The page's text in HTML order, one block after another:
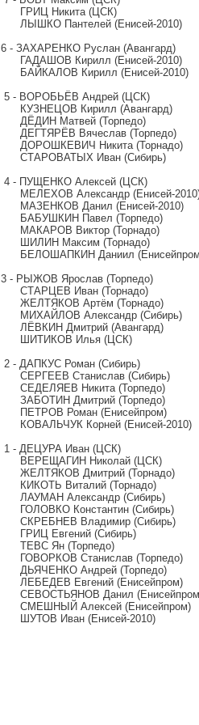
ГРИЦ Никита (ЦСК)
ЛЫШКО Пантелей (Енисей-2010)
6 - ЗАХАРЕНКО Руслан (Авангард)
ГАДАШОВ Кирилл (Енисей-2010)
БАЙКАЛОВ Кирилл (Енисей-2010)
5 - ВОРОБЬЁВ Андрей (ЦСК)
КУЗНЕЦОВ Кирилл (Авангард)
ДЁДИН Матвей (Торпедо)
ДЕГТЯРЁВ Вячеслав (Торпедо)
ДОРОШКЕВИЧ Никита (Торнадо)
СТАРОВАТЫХ Иван (Сибирь)
4 - ПУЩЕНКО Алексей (ЦСК)
МЕЛЕХОВ Александр (Енисей-
МАЗЕНКОВ Данил (Енисей-2010)
БАБУШКИН Павел (Торпедо)
МАКАРОВ Виктор (Торнадо)
ШИЛИН Максим (Торнадо)
БЕЛОШАПКИН Даниил
3 - РЫЖОВ Ярослав (Торпедо)
СТАРЦЕВ Иван (Торнадо)
ЖЕЛТЯКОВ Артём (Торнадо)
МИХАЙЛОВ Александр (Сибирь)
ЛЁВКИН Дмитрий (Авангард)
ШИТИКОВ Илья (ЦСК)
2 - ДАПКУС Роман (Сибирь)
СЕРГЕЕВ Станислав (Сибирь)
СЕДЕЛЯЕВ Никита (Торпедо)
ЗАБОТИН Дмитрий (Торпедо)
ПЕТРОВ Роман (Енисейпром)
КОВАЛЬЧУК Корней (Енисей-2010)
1 - ДЕЦУРА Иван (ЦСК)
ВЕРЕЩАГИН Николай (ЦСК)
ЖЕЛТЯКОВ Дмитрий (Торнадо)
КИКОТЬ Виталий (Торнадо)
ЛАУМАН Александр (Сибирь)
ГОЛОВКО Константин (Сибирь)
СКРЕБНЕВ Владимир (Сибирь)
ГРИЦ Евгений (Сибирь)
ТЕВС Ян (Торпедо)
ГОВОРКОВ Станислав (Торпедо)
ДЬЯЧЕНКО Андрей (Торпедо)
ЛЕБЕДЕВ Евгений (Енисейпром)
СЕВОСТЬЯНОВ Данил
СМЕШНЫЙ Алексей (Енисейпром)
ШУТОВ Иван (Енисей-2010)